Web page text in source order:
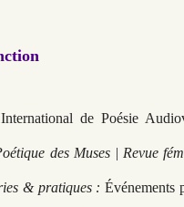
de Poésie
des Muses | Revue
& pratiques :Événements